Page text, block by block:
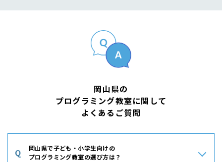
岡山県の
プログラミング教室に関して
よくあるご質問
Q
岡山県で子ども・小学生向けの
プログラミング教室の選び方は？